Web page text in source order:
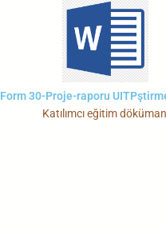
Form 30-Proje-raporu
Katılımcı eğitim